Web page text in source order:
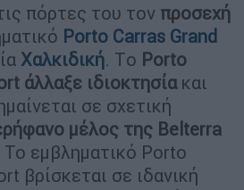
πόρτες του τον προσεχή
Porto Carras Grand
Χαλκιδική. Tο Porto
άλλαξε ιδιοκτησίακαι
σε σχετική
μέλος της Belterra
Το εμβληματικό Porto
βρίσκεται σε ιδανική